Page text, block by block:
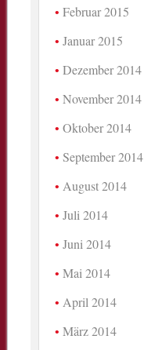
Februar 2015
Januar 2015
Dezember 2014
November 2014
Oktober 2014
September 2014
August 2014
Juli 2014
Juni 2014
Mai 2014
April 2014
März 2014